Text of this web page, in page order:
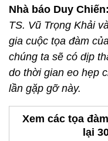
Nhà báo Duy Chiến:
TS. Vũ Trọng Khải
gia cuộc tọa đàm
chúng ta sẽ có dịp
do thời gian eo hẹp
lần gặp gỡ này.
Xem các tọa
lại